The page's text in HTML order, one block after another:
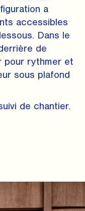
a
accessibles
Dans le
de
pour rythmer et
sous plafond
de chantier.